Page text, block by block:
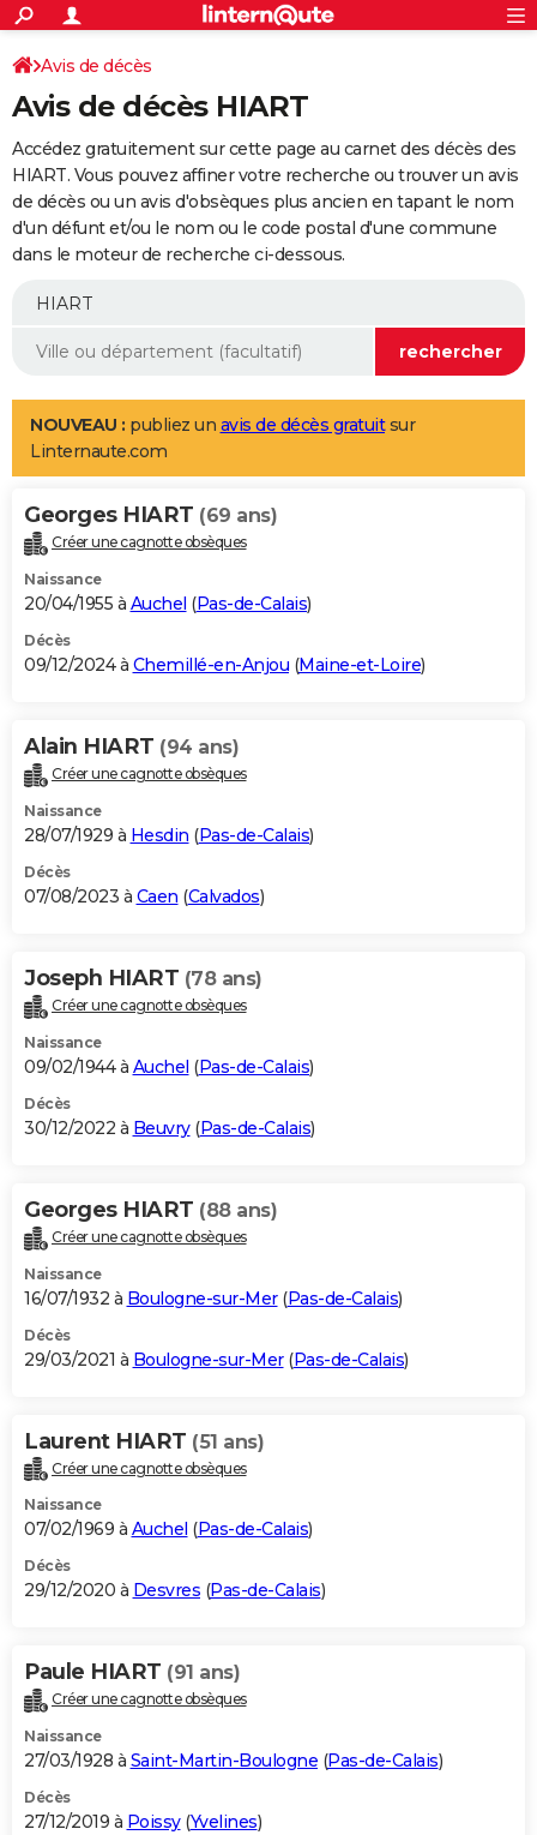
ACTUALITÉS
Politique
Société
Faits Divers
Education
Monde
Villes
+
SPORT
Coupe du monde 2026
Football
Tennis
Cyclisme
Rugby
Forum
Programme TV
TNT
Streaming
Cinéma
Sorties cinéma
Musique
+
FINANCE
Retraite
Impôts
Epargne
Immobilier
Risques naturels par ville
Banque
Assurance
Crédit
AUTO
Essais
Réserver un essai
Citadines
Berlines
SUV
Forum auto
+
Mobiles
Meilleur smartphone
Internet
Ordinateurs
Jeux vidéo
Guide high-tech
Aménagement intérieur
LIFESTYLE
Art de vivre
Bien-être
Loisirs
Mode
Modes de vie
Alimentation
Guide de la santé
Maladies
Médicaments
Sommeil
VOYAGE
Destinations
City break
Voyage nature
Voyage de noces
Forum
Climat
+PHOTO
GUIDES D'ACHAT
BONS PLANS
Carte de Noël
Carte Bonne année
Carte Saint-Valentin
Carte Pâques
Carte d'anniversaire
DICTIONNAIRE
Dictionnaire
Biographies
Citations
Expressions
Proverbes
PROGRAMME TV
S'inscrire
Se connecter
Lycées
Collèges
Primaires
Universités
Entreprises
Service militaire
Avis de recherche
AVIS DE DÉCÈS
Bricolage
Lifestyle
Culture
Sport
Auto
Television
Voyage
Cinema
Avis de décès
Avis de décès HIART
Accédez gratuitement sur cette page au carnet des décès des
HIART. Vous pouvez affiner votre recherche ou trouver un avis
de décès ou un avis d'obsèques plus ancien en tapant le nom
d'un défunt et/ou le nom ou le code postal d'une commune
dans le moteur de recherche ci-dessous.
NOUVEAU : publiez un avis de décès gratuitsur
Linternaute.com
Georges HIART (69 ans)
Créer une cagnotte obsèques
Naissance
20/04/1955 à Auchel (Pas-de-Calais)
Décès
09/12/2024 à Chemillé-en-Anjou (Maine-et-Loire)
Alain HIART (94 ans)
Créer une cagnotte obsèques
Naissance
28/07/1929 à Hesdin (Pas-de-Calais)
Décès
07/08/2023 à Caen (Calvados)
Joseph HIART (78 ans)
Créer une cagnotte obsèques
Naissance
09/02/1944 à Auchel (Pas-de-Calais)
Décès
30/12/2022 à Beuvry(Pas-de-Calais)
Georges HIART (88 ans)
Créer une cagnotte obsèques
Naissance
16/07/1932 à Boulogne-sur-Mer(Pas-de-Calais)
Décès
29/03/2021 à Boulogne-sur-Mer(Pas-de-Calais)
Laurent HIART (51 ans)
Créer une cagnotte obsèques
Naissance
07/02/1969 à Auchel (Pas-de-Calais)
Décès
29/12/2020 à Desvres (Pas-de-Calais)
Paule HIART (91 ans)
Créer une cagnotte obsèques
Naissance
27/03/1928 à Saint-Martin-Boulogne (Pas-de-Calais)
Décès
27/12/2019 à Poissy(Yvelines)